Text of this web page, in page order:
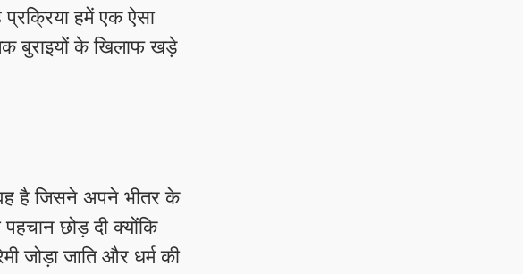
प्रक्रिया हमें एक ऐसा
बुराइयों के खिलाफ खड़े
है जिसने अपने भीतर के
छोड़ दी क्योंकि
जोड़ा जाति और धर्म की